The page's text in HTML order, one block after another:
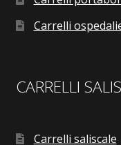
Carrelli
CARRELLI
Carrelli saliscale